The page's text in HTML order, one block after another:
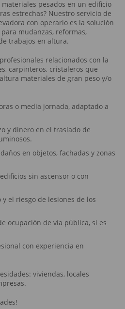
pesados en un edificio
estrechas? Nuestro servicio de
con operario es la solución
mudanzas, reformas,
trabajos en altura.
relacionados con la
carpinteros, cristaleros que
materiales de gran peso y/o
o media jornada, adaptado a
y dinero en el traslado de
en objetos, fachadas y zonas
sin ascensor o con
el riesgo de lesiones de los
ocupación de vía pública, si es
con experiencia en
viviendas, locales